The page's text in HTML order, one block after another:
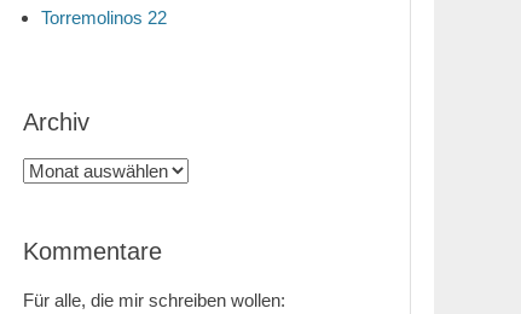
Torremolinos 22
Archiv
Archiv
Kommentare
Für alle, die mir schreiben wollen: